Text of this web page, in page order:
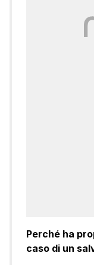
Perché ha
caso di un